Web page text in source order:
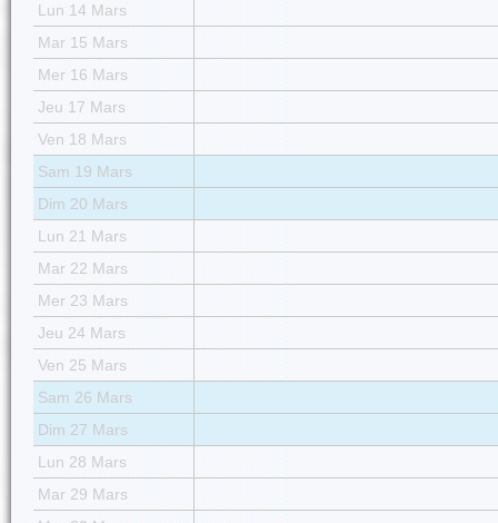
Lun 14 Mars
Mar 15 Mars
Mer 16 Mars
Jeu 17 Mars
Ven 18 Mars
Sam 19 Mars
Dim 20 Mars
Lun 21 Mars
Mar 22 Mars
Mer 23 Mars
Jeu 24 Mars
Ven 25 Mars
Sam 26 Mars
Dim 27 Mars
Lun 28 Mars
Mar 29 Mars